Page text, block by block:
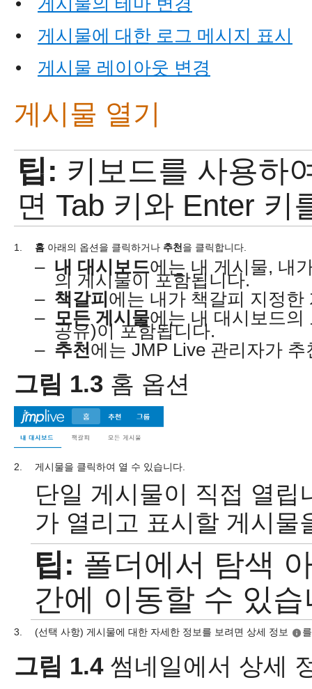
•
게시물에 대한 로그 메시지 표시
•
게시물 레이아웃 변경
게시물 열기
팁: 키보드를 사용하
면 Tab 키와 Enter 키
1. 홈 아래의 옵션을 클릭하거나 추천을 클릭합니다.
– 내 대시보드에는 내 게시물, 내
의 게시물이 포함됩니다.
– 책갈피 에는 내가 책갈피 지정
–
모든 게시물에는 내 대시보드의
공유)이 포함됩니다.
– 추천 에는 JMP Live 관리자가
그림 1.3 홈 옵션
2. 게시물을 클릭하여 열 수 있습니다.
단일 게시물이 직접 열
가 열리고 표시할 게시물
팁: 폴더에서 탐색
간에 이동할 수 있습
3. (선택 사항) 게시물에 대한 자세한 정보를 보려면 상세 정보
그림 1.4 썸네일에서 상세